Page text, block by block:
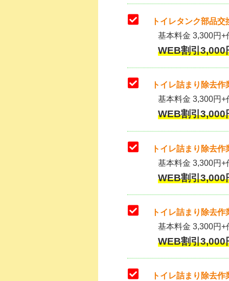
トイレタンク部品
基本料金 3,300円+
WEB割引3,000
トイレ詰まり除去作
基本料金 3,300円+
WEB割引3,000
トイレ詰まり除去
基本料金 3,300円+
WEB割引3,000
トイレ詰まり除去
基本料金 3,300円+
WEB割引3,000
トイレ詰まり除去